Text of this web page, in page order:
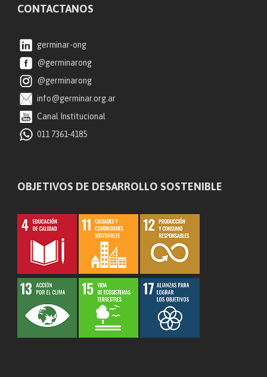
CONTACTANOS
germinar-ong
@germinarong
@germinarong
info@germinar.org.ar
Canal Institucional
011 7361-4185
OBJETIVOS DE DESARROLLO SOSTENIBLE